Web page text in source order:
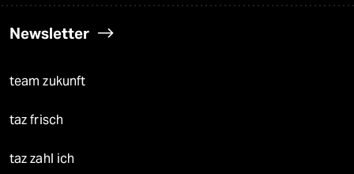
Newsletter
team zukunft
taz frisch
taz zahl ich